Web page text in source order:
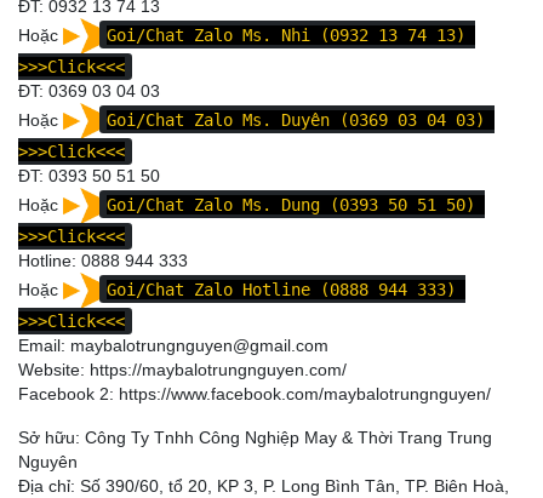
ĐT: 0932 13 74 13
Hoặc
Goi/Chat Zalo Ms. Nhi (0932 13 74 13)
>>>Click<<<
ĐT: 0369 03 04 03
Hoặc
Goi/Chat Zalo Ms. Duyên (0369 03 04 03)
>>>Click<<<
ĐT: 0393 50 51 50
Hoặc
Goi/Chat Zalo Ms. Dung (0393 50 51 50)
>>>Click<<<
Hotline: 0888 944 333
Hoặc
Goi/Chat Zalo Hotline (0888 944 333)
>>>Click<<<
Email: maybalotrungnguyen@gmail.com
Website: https://maybalotrungnguyen.com/
Facebook 2: https://www.facebook.com/maybalotrungnguyen/
Sở hữu: Công Ty Tnhh Công Nghiệp May & Thời Trang Trung
Nguyên
Địa chỉ: Số 390/60, tổ 20, KP 3, P. Long Bình Tân, TP. Biên Hoà,